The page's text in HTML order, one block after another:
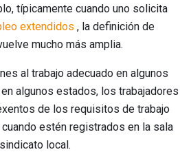
típicamente cuando uno solicita
extendidos , la definición de
mucho más amplia.
al trabajo adecuado en algunos
algunos estados, los trabajadores
de los requisitos de trabajo
estén registrados en la sala
local.